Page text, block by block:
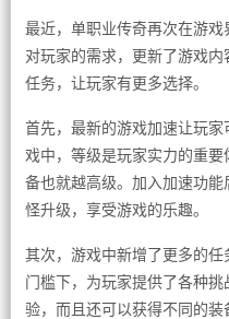
最近，单职业传奇再次在游
对玩家的需求，更新了游戏
任务，让玩家有更多选择。
首先，最新的游戏加速让玩
戏中，等级是玩家实力的重
备也就越高级。加入加速功
怪升级，享受游戏的乐趣。
其次，游戏中新增了更多的
门槛下，为玩家提供了各种
验，而且还可以获得不同的